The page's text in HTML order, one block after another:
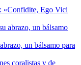
«Confidite, Ego Vici
un bálsamo para